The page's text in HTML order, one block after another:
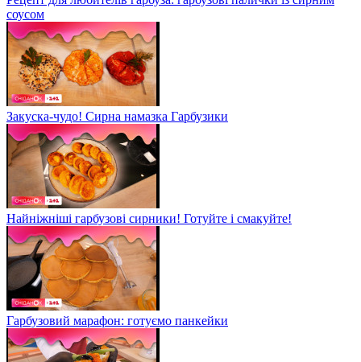
соусом
Закуска-чудо! Сирна намазка Гарбузики
Найніжніші гарбузові сирники! Готуйте і смакуйте!
Гарбузовий марафон: готуємо панкейки